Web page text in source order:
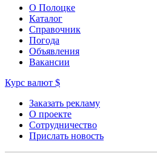
О Полоцке
Каталог
Справочник
Погода
Объявления
Вакансии
Курс валют $
Заказать рекламу
О проекте
Сотрудничество
Прислать новость